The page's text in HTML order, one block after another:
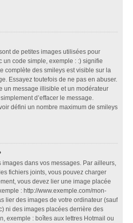
de petites images utilisées pour
un code simple, exemple : :) signifie
complète des smileys est visible sur la
Essayez toutefois de ne pas en abuser.
un message illisible et un modérateur
d’effacer le message.
défini un nombre maximum de smileys
dans vos messages. Par ailleurs,
fichiers joints, vous pouvez charger
vous devez lier une image placée
: http://www.exemple.com/mon-
lier des images de votre ordinateur (sauf
ni des images placées derrière des
exemple : boîtes aux lettres Hotmail ou